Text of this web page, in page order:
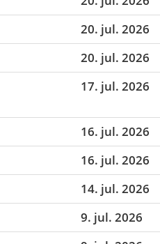
20. jul. 2026
20. jul. 2026
17. jul. 2026
16. jul. 2026
16. jul. 2026
14. jul. 2026
9. jul. 2026